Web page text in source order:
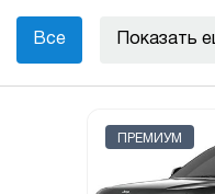
Все Показать
ПРЕМИУМ